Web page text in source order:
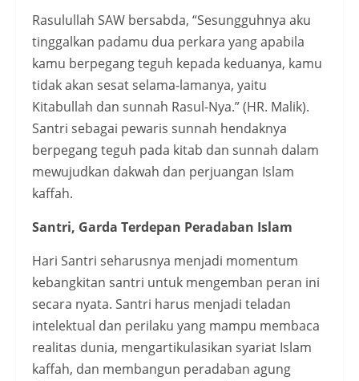
Rasulullah SAW bersabda, “Sesungguhnya aku
tinggalkan padamu dua perkara yang apabila
kamu berpegang teguh kepada keduanya, kamu
tidak akan sesat selama-lamanya, yaitu
Kitabullah dan sunnah Rasul-Nya.” (HR. Malik).
Santri sebagai pewaris sunnah hendaknya
berpegang teguh pada kitab dan sunnah dalam
mewujudkan dakwah dan perjuangan Islam
kaffah.
Santri, Garda Terdepan Peradaban Islam
Hari Santri seharusnya menjadi momentum
kebangkitan santri untuk mengemban peran ini
secara nyata. Santri harus menjadi teladan
intelektual dan perilaku yang mampu membaca
realitas dunia, mengartikulasikan syariat Islam
kaffah, dan membangun peradaban agung